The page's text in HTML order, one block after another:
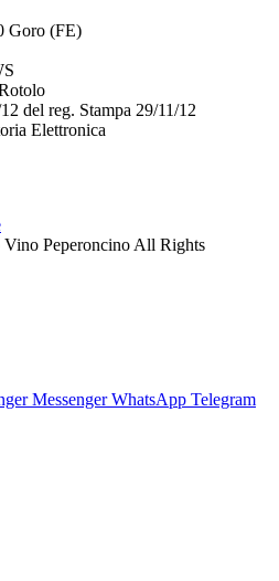
Goro (FE)
del reg. Stampa 29/11/12
Elettronica
Peperoncino All Rights
Messenger WhatsApp Telegram